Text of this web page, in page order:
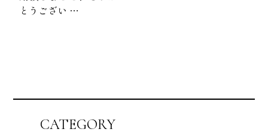
とうござい …
CATEGORY